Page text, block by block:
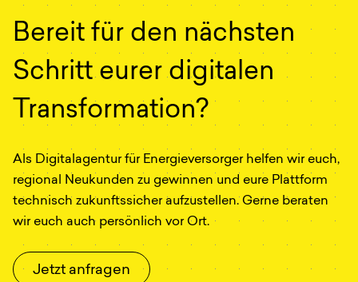
Bereit für den nächsten
Schritt eurer digitalen
Transformation?
Als Digitalagentur für Energieversorger helfen wir euch,
regional Neukunden zu gewinnen und eure Plattform
technisch zukunftssicher aufzustellen. Gerne beraten
wir euch auch persönlich vor Ort.
Jetzt anfragen